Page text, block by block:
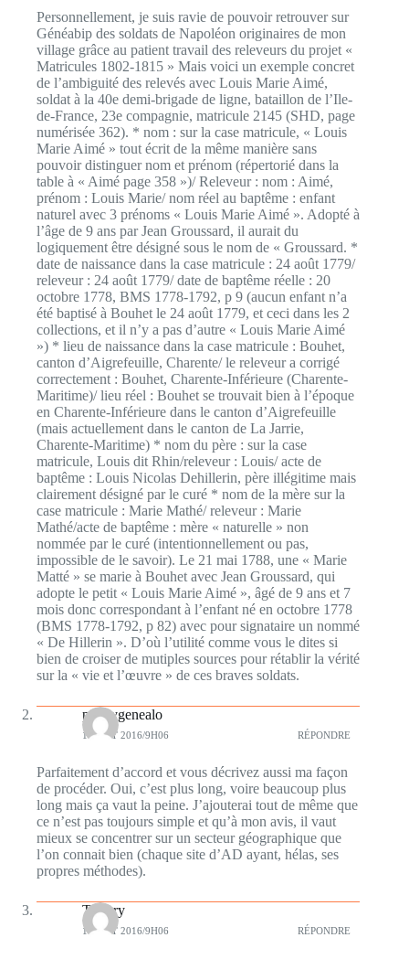
Personnellement, je suis ravie de pouvoir retrouver sur
Généabip des soldats de Napoléon originaires de mon
village grâce au patient travail des releveurs du projet «
Matricules 1802-1815 » Mais voici un exemple concret
de l’ambiguité des relevés avec Louis Marie Aimé,
soldat à la 40e demi-brigade de ligne, bataillon de l’Ile-
de-France, 23e compagnie, matricule 2145 (SHD, page
numérisée 362). * nom : sur la case matricule, « Louis
Marie Aimé » tout écrit de la même manière sans
pouvoir distinguer nom et prénom (répertorié dans la
table à « Aimé page 358 »)/ Releveur : nom : Aimé,
prénom : Louis Marie/ nom réel au baptême : enfant
naturel avec 3 prénoms « Louis Marie Aimé ». Adopté à
l’âge de 9 ans par Jean Groussard, il aurait du
logiquement être désigné sous le nom de « Groussard. *
date de naissance dans la case matricule : 24 août 1779/
releveur : 24 août 1779/ date de baptême réelle : 20
octobre 1778, BMS 1778-1792, p 9 (aucun enfant n’a
été baptisé à Bouhet le 24 août 1779, et ceci dans les 2
collections, et il n’y a pas d’autre « Louis Marie Aimé
») * lieu de naissance dans la case matricule : Bouhet,
canton d’Aigrefeuille, Charente/ le releveur a corrigé
correctement : Bouhet, Charente-Inférieure (Charente-
Maritime)/ lieu réel : Bouhet se trouvait bien à l’époque
en Charente-Inférieure dans le canton d’Aigrefeuille
(mais actuellement dans le canton de La Jarrie,
Charente-Maritime) * nom du père : sur la case
matricule, Louis dit Rhin/releveur : Louis/ acte de
baptême : Louis Nicolas Dehillerin, père illégitime mais
clairement désigné par le curé * nom de la mère sur la
case matricule : Marie Mathé/ releveur : Marie
Mathé/acte de baptême : mère « naturelle » non
nommée par le curé (intentionnellement ou pas,
impossible de le savoir). Le 21 mai 1788, une « Marie
Matté » se marie à Bouhet avec Jean Groussard, qui
adopte le petit « Louis Marie Aimé », âgé de 9 ans et 7
mois donc correspondant à l’enfant né en octobre 1778
(BMS 1778-1792, p 82) avec pour signataire un nommé
« De Hillerin ». D’où l’utilité comme vous le dites si
bien de croiser de mutiples sources pour rétablir la vérité
sur la « vie et l’œuvre » de ces braves soldats.
paddygenealo
1 AOÛT 2016/9H06 RÉPONDRE
Parfaitement d’accord et vous décrivez aussi ma façon
de procéder. Oui, c’est plus long, voire beaucoup plus
long mais ça vaut la peine. J’ajouterai tout de même que
ce n’est pas toujours simple et qu’à mon avis, il vaut
mieux se concentrer sur un secteur géographique que
l’on connait bien (chaque site d’AD ayant, hélas, ses
propres méthodes).
Thierry
1 AOÛT 2016/9H06 RÉPONDRE